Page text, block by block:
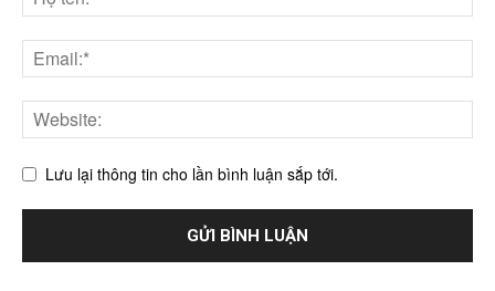
Lưu lại thông tin cho lần bình luận sắp tới.